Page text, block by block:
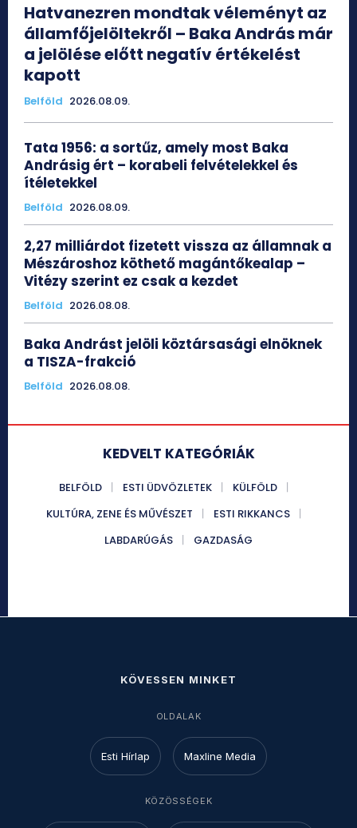
Hatvanezren mondtak véleményt az
államfőjelöltekről – Baka András már
a jelölése előtt negatív értékelést
kapott
Belföld 2026.08.09.
Tata 1956: a sortűz, amely most Baka
Andrásig ért – korabeli felvételekkel és
ítéletekkel
Belföld 2026.08.09.
2,27 milliárdot fizetett vissza az államnak a
Mészároshoz köthető magántőkealap –
Vitézy szerint ez csak a kezdet
Belföld 2026.08.08.
Baka Andrást jelöli köztársasági elnöknek
a TISZA-frakció
Belföld 2026.08.08.
KEDVELT KATEGÓRIÁK
BELFÖLD ESTI ÜDVÖZLETEK
KÜLFÖLD
KULTÚRA, ZENE ÉS MŰVÉSZET
ESTI RIKKANCS
LABDARÚGÁS
GAZDASÁG
KÖVESSEN MINKET
OLDALAK
Esti Hírlap Maxline Media
KÖZÖSSÉGEK